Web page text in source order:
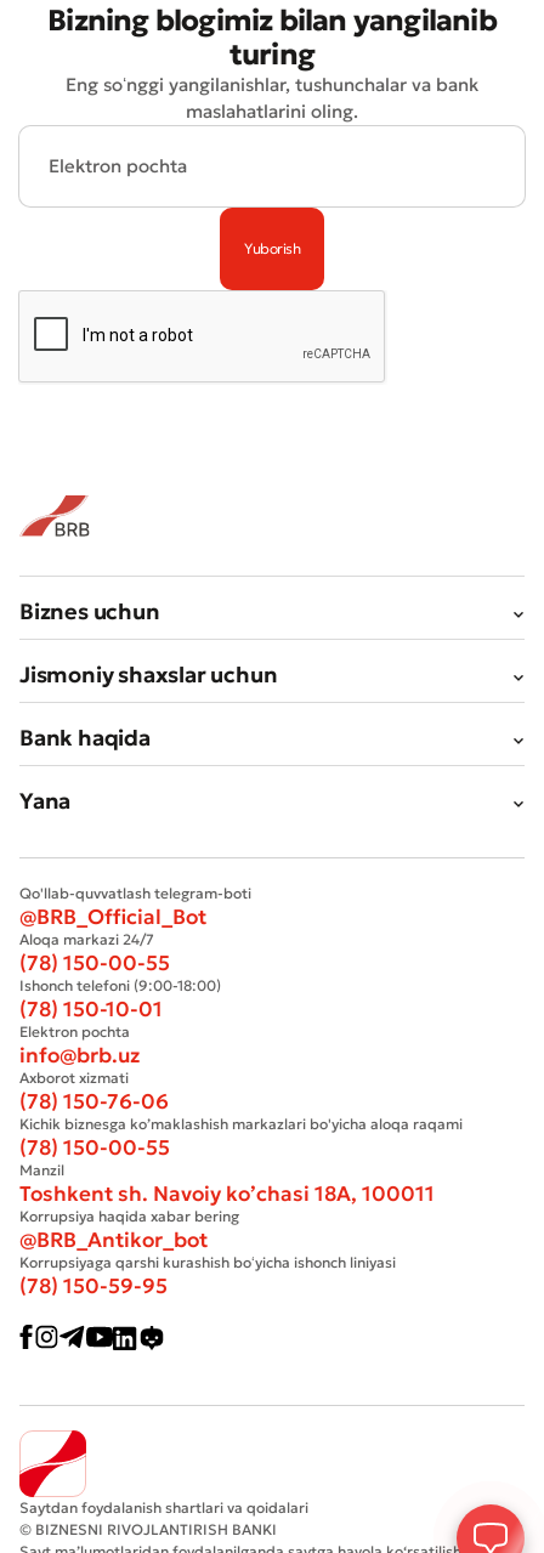
Bizning blogimiz bilan yangilanib
turing
Eng soʻnggi yangilanishlar, tushunchalar va bank
maslahatlarini oling.
Biznes uchun
Jismoniy shaxslar uchun
Bank haqida
Yana
Qo'llab-quvvatlash telegram-boti
@BRB_Official_Bot
Aloqa markazi 24/7
(78) 150-00-55
Ishonch telefoni (9:00-18:00)
(78) 150-10-01
Elektron pochta
info@brb.uz
Axborot xizmati
(78) 150-76-06
Kichik biznesga ko’maklashish markazlari bo'yicha aloqa raqami
(78) 150-00-55
Manzil
Toshkent sh. Navoiy ko’chasi 18А, 100011
Korrupsiya haqida xabar bering
@BRB_Antikor_bot
Korrupsiyaga qarshi kurashish boʻyicha ishonch liniyasi
(78) 150-59-95
Saytdan foydalanish shartlari va qoidalari
© BIZNESNI RIVOJLANTIRISH BANKI